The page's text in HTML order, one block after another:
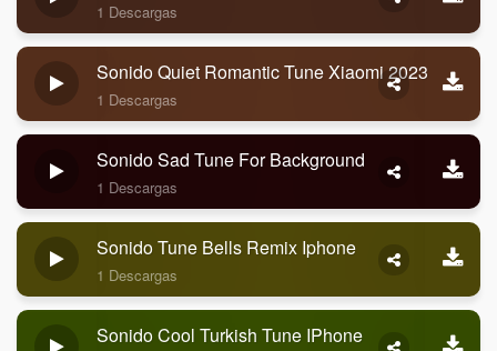
1 Descargas
Sonido Quiet Romantic Tune Xiaomi 2023
1 Descargas
Sonido Sad Tune For Background
1 Descargas
Sonido Tune Bells Remix Iphone
1 Descargas
Sonido Cool Turkish Tune IPhone